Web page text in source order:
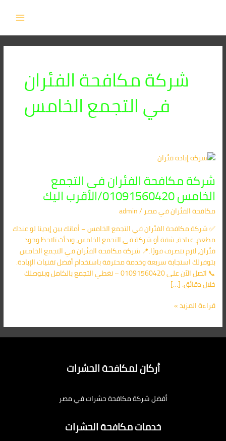
شركة مكافحة الفئران
في التجمع الخامس
شركة مكافحة الفئران فى التجمع
الخامس 01091560420/الأقرب اليك
مكافحة الفئران​ في مصر/
admin
✅ شركة مكافحة الفئران في التجمع الخامس – أمانك بين إيدينا لو عندك
مطعم، عيادة، شقة أو شركة في التجمع الخامس، وبدأت تلاحظ وجود
فئران، لازم تتصرف فورًا.📍 شركة مكافحة الفئران في التجمع الخامس
بتوفرلك استجابة سريعة وخدمة محترفة باستخدام أفضل تقنيات الإبادة.
📞 اتصل الآن على 01091560420 – نغطي التجمع بالكامل وبنوصلك
خلال دقائق. […]
شركة
الفئران
فى
التجمع
الخامس
الأقرب
اليك
قراءة المزيد »
أركان لمكافحة الحشرات
أفضل شركة مكافحة حشرات في مصر
خدمات مكافحة الحشرات